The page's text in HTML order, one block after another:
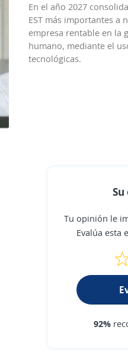
En el año 2027
EST más importantes a
empresa rentable en la
humano, mediante el
tecnológicas.
Tu opinión le
Evalúa esta
92%